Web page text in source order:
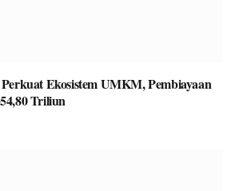
Ekosistem UMKM, Pembiayaan
Triliun